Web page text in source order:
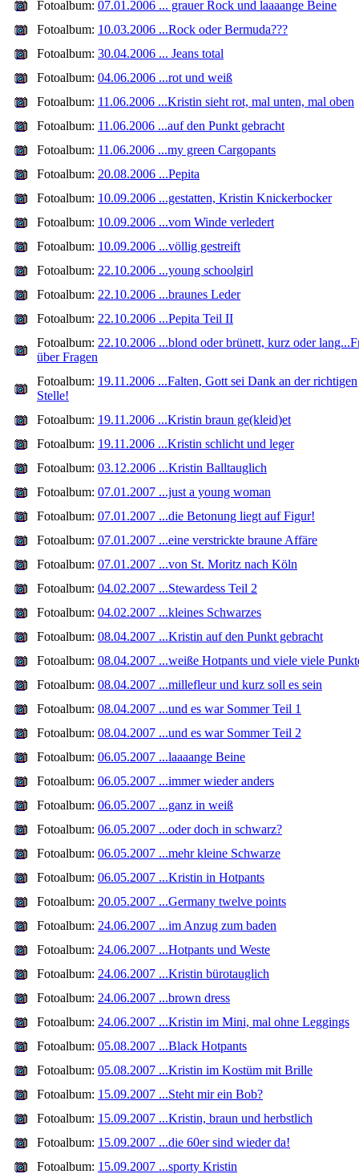
Fotoalbum: 07.01.2006 ... grauer Rock und laaaange Beine
Fotoalbum: 10.03.2006 ...Rock oder Bermuda???
Fotoalbum: 30.04.2006 ... Jeans total
Fotoalbum: 04.06.2006 ...rot und weiß
Fotoalbum: 11.06.2006 ...Kristin sieht rot, mal unten, mal oben
Fotoalbum: 11.06.2006 ...auf den Punkt gebracht
Fotoalbum: 11.06.2006 ...my green Cargopants
Fotoalbum: 20.08.2006 ...Pepita
Fotoalbum: 10.09.2006 ...gestatten, Kristin Knickerbocker
Fotoalbum: 10.09.2006 ...vom Winde verledert
Fotoalbum: 10.09.2006 ...völlig gestreift
Fotoalbum: 22.10.2006 ...young schoolgirl
Fotoalbum: 22.10.2006 ...braunes Leder
Fotoalbum: 22.10.2006 ...Pepita Teil II
Fotoalbum: 22.10.2006 ...blond oder brünett, kurz oder
über Fragen
Fotoalbum: 19.11.2006 ...Falten, Gott sei Dank an der richtigen
Stelle!
Fotoalbum: 19.11.2006 ...Kristin braun ge(kleid)et
Fotoalbum: 19.11.2006 ...Kristin schlicht und leger
Fotoalbum: 03.12.2006 ...Kristin Balltauglich
Fotoalbum: 07.01.2007 ...just a young woman
Fotoalbum: 07.01.2007 ...die Betonung liegt auf Figur!
Fotoalbum: 07.01.2007 ...eine verstrickte braune Affäre
Fotoalbum: 07.01.2007 ...von St. Moritz nach Köln
Fotoalbum: 04.02.2007 ...Stewardess Teil 2
Fotoalbum: 04.02.2007 ...kleines Schwarzes
Fotoalbum: 08.04.2007 ...Kristin auf den Punkt gebracht
Fotoalbum: 08.04.2007 ...weiße Hotpants und viele viele
Fotoalbum: 08.04.2007 ...millefleur und kurz soll es sein
Fotoalbum: 08.04.2007 ...und es war Sommer Teil 1
Fotoalbum: 08.04.2007 ...und es war Sommer Teil 2
Fotoalbum: 06.05.2007 ...laaaange Beine
Fotoalbum: 06.05.2007 ...immer wieder anders
Fotoalbum: 06.05.2007 ...ganz in weiß
Fotoalbum: 06.05.2007 ...oder doch in schwarz?
Fotoalbum: 06.05.2007 ...mehr kleine Schwarze
Fotoalbum: 06.05.2007 ...Kristin in Hotpants
Fotoalbum: 20.05.2007 ...Germany twelve points
Fotoalbum: 24.06.2007 ...im Anzug zum baden
Fotoalbum: 24.06.2007 ...Hotpants und Weste
Fotoalbum: 24.06.2007 ...Kristin bürotauglich
Fotoalbum: 24.06.2007 ...brown dress
Fotoalbum: 24.06.2007 ...Kristin im Mini, mal ohne Leggings
Fotoalbum: 05.08.2007 ...Black Hotpants
Fotoalbum: 05.08.2007 ...Kristin im Kostüm mit Brille
Fotoalbum: 15.09.2007 ...Steht mir ein Bob?
Fotoalbum: 15.09.2007 ...Kristin, braun und herbstlich
Fotoalbum: 15.09.2007 ...die 60er sind wieder da!
Fotoalbum: 15.09.2007 ...sporty Kristin